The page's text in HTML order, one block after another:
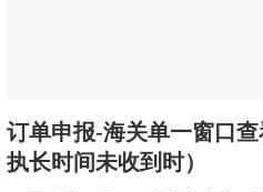
订单申报-海关单一窗口
执长时间未收到时）